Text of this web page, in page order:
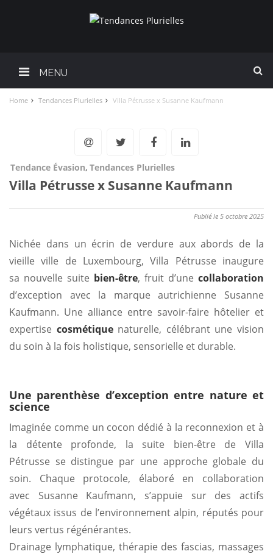
MENU
Home Tendances Plurielles Villa Pétrusse x Susanne Kaufmann
Tendance Évasion, Tendances Plurielles
Villa Pétrusse x Susanne Kaufmann
Publié le 5 octobre 2025
Nichée dans un écrin de verdure aux abords de la
vieille ville de Luxembourg, Villa Pétrusse inaugure
sa nouvelle suite bien-être, fruit d’une collaboration
d’exception avec la marque autrichienne Susanne
Kaufmann. Une alliance entre savoir-faire hôtelier et
expertise cosmétiquenaturelle, célébrant une vision
du soin à la fois holistique, sensorielle et durable.
Une parenthèse d’exception entre nature et
science
Imaginée comme un cocon dédié à la reconnexion et à
la détente profonde, la suite bien-être de Villa
Pétrusse se distingue par une approche globale du
soin. Chaque protocole, élaboré en collaboration
avec Susanne Kaufmann, s’appuie sur des actifs
végétaux issus de l’environnement alpin, réputés pour
leurs vertus régénérantes.
Drainage lymphatique, thérapie des fascias, massages